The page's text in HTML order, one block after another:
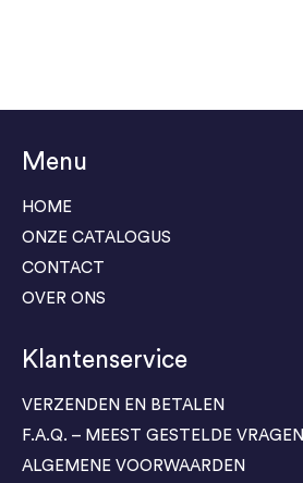
Menu
HOME
ONZE CATALOGUS
CONTACT
OVER ONS
Klantenservice
VERZENDEN EN BETALEN
F.A.Q. – MEEST GESTELDE VRAGEN
ALGEMENE VOORWAARDEN